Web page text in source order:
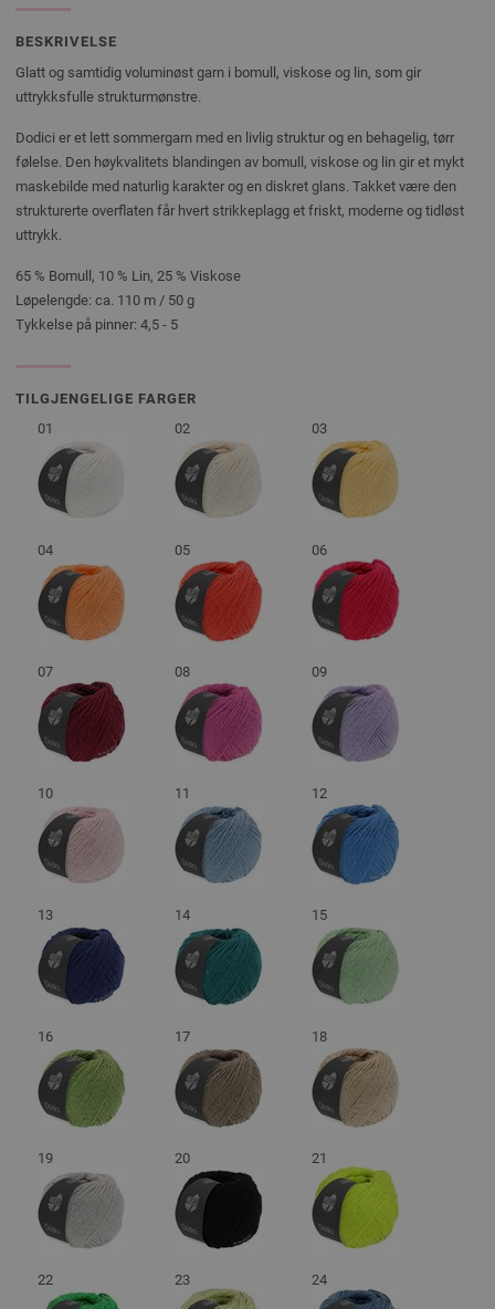
BESKRIVELSE
Glatt og samtidig voluminøst garn i bomull, viskose og lin, som gir
uttrykksfulle strukturmønstre.
Dodici er et lett sommergarn med en livlig struktur og en behagelig, tørr
følelse. Den høykvalitets blandingen av bomull, viskose og lin gir et mykt
maskebilde med naturlig karakter og en diskret glans. Takket være den
strukturerte overflaten får hvert strikkeplagg et friskt, moderne og tidløst
uttrykk.
65 % Bomull, 10 % Lin, 25 % Viskose
Løpelengde: ca. 110 m / 50 g
Tykkelse på pinner: 4,5 - 5
TILGJENGELIGE FARGER
01
02 03
04 05 06
07 08 09
10 11 12
13 14 15
16 17 18
19 20 21
22 23 24